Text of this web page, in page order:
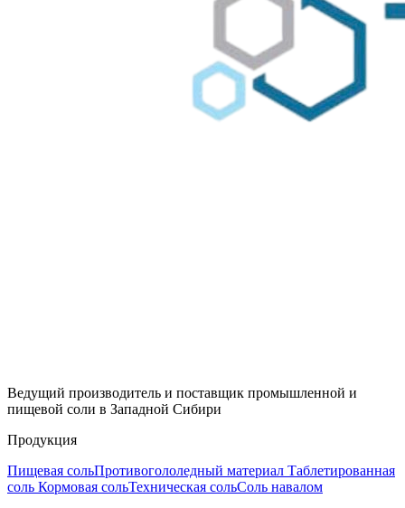
Ведущий производитель и поставщик промышленной и
пищевой соли в Западной Сибири
Продукция
Пищевая сольПротивогололедный материал Таблетированная
соль Кормовая сольТехническая сольСоль навалом